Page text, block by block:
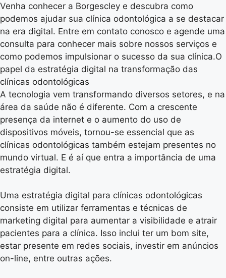
Venha conhecer a Borgescley e descubra como
podemos ajudar sua clínica odontológica a se destacar
na era digital. Entre em contato conosco e agende uma
consulta para conhecer mais sobre nossos serviços e
como podemos impulsionar o sucesso da sua clínica.O
papel da estratégia digital na transformação das
clínicas odontológicas
A tecnologia vem transformando diversos setores, e na
área da saúde não é diferente. Com a crescente
presença da internet e o aumento do uso de
dispositivos móveis, tornou-se essencial que as
clínicas odontológicas também estejam presentes no
mundo virtual. E é aí que entra a importância de uma
estratégia digital.
Uma estratégia digital para clínicas odontológicas
consiste em utilizar ferramentas e técnicas de
marketing digital para aumentar a visibilidade e atrair
pacientes para a clínica. Isso inclui ter um bom site,
estar presente em redes sociais, investir em anúncios
on-line, entre outras ações.